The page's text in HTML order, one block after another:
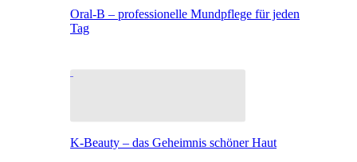
Oral-B – professionelle Mundpflege für jeden
Tag
K-Beauty – das Geheimnis schöner Haut